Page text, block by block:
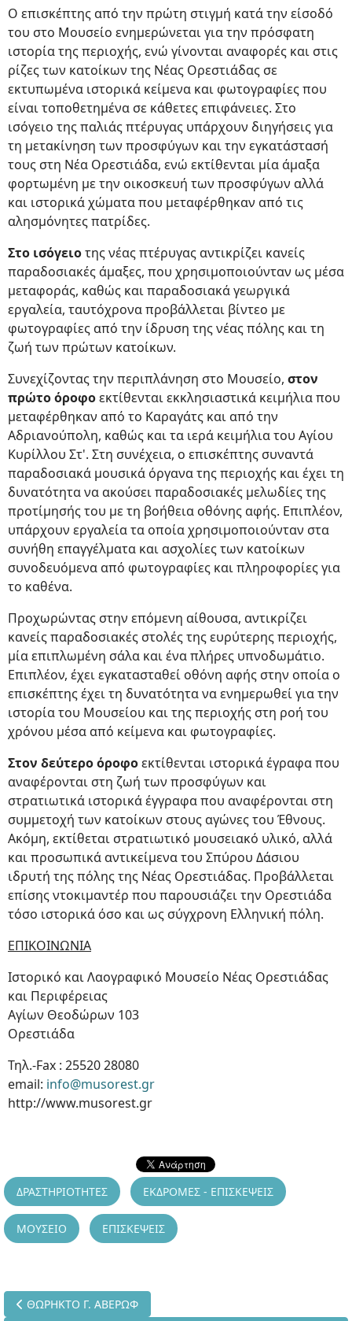
Ο επισκέπτης από την πρώτη στιγμή κατά την είσοδό
του στο Μουσείο ενημερώνεται για την πρόσφατη
ιστορία της περιοχής, ενώ γίνονται αναφορές και στις
ρίζες των κατοίκων της Νέας Ορεστιάδας σε
εκτυπωμένα ιστορικά κείμενα και φωτογραφίες που
είναι τοποθετημένα σε κάθετες επιφάνειες. Στο
ισόγειο της παλιάς πτέρυγας υπάρχουν διηγήσεις για
τη μετακίνηση των προσφύγων και την εγκατάστασή
τους στη Νέα Ορεστιάδα, ενώ εκτίθενται μία άμαξα
φορτωμένη με την οικοσκευή των προσφύγων αλλά
και ιστορικά χώματα που μεταφέρθηκαν από τις
αλησμόνητες πατρίδες.
Στο ισόγειοτης νέας πτέρυγας αντικρίζει κανείς
παραδοσιακές άμαξες, που χρησιμοποιούνταν ως μέσα
μεταφοράς, καθώς και παραδοσιακά γεωργικά
εργαλεία, ταυτόχρονα προβάλλεται βίντεο με
φωτογραφίες από την ίδρυση της νέας πόλης και τη
ζωή των πρώτων κατοίκων.
Συνεχίζοντας την περιπλάνηση στο Μουσείο, στον
πρώτο όροφοεκτίθενται εκκλησιαστικά κειμήλια που
μεταφέρθηκαν από το Καραγάτς και από την
Αδριανούπολη, καθώς και τα ιερά κειμήλια του Αγίου
Κυρίλλου Στ'. Στη συνέχεια, ο επισκέπτης συναντά
παραδοσιακά μουσικά όργανα της περιοχής και έχει τη
δυνατότητα να ακούσει παραδοσιακές μελωδίες της
προτίμησής του με τη βοήθεια οθόνης αφής. Επιπλέον,
υπάρχουν εργαλεία τα οποία χρησιμοποιούνταν στα
συνήθη επαγγέλματα και ασχολίες των κατοίκων
συνοδευόμενα από φωτογραφίες και πληροφορίες για
το καθένα.
Προχωρώντας στην επόμενη αίθουσα, αντικρίζει
κανείς παραδοσιακές στολές της ευρύτερης περιοχής,
μία επιπλωμένη σάλα και ένα πλήρες υπνοδωμάτιο.
Επιπλέον, έχει εγκατασταθεί οθόνη αφής στην οποία ο
επισκέπτης έχει τη δυνατότητα να ενημερωθεί για την
ιστορία του Μουσείου και της περιοχής στη ροή του
χρόνου μέσα από κείμενα και φωτογραφίες.
Στον δεύτερο όροφοεκτίθενται ιστορικά έγραφα που
αναφέρονται στη ζωή των προσφύγων και
στρατιωτικά ιστορικά έγγραφα που αναφέρονται στη
συμμετοχή των κατοίκων στους αγώνες του Έθνους.
Ακόμη, εκτίθεται στρατιωτικό μουσειακό υλικό, αλλά
και προσωπικά αντικείμενα του Σπύρου Δάσιου
ιδρυτή της πόλης της Νέας Ορεστιάδας. Προβάλλεται
επίσης ντοκιμαντέρ που παρουσιάζει την Ορεστιάδα
τόσο ιστορικά όσο και ως σύγχρονη Ελληνική πόλη.
ΕΠΙΚΟΙΝΩΝΙΑ
Ιστορικό και Λαογραφικό Μουσείο Νέας Ορεστιάδας
και Περιφέρειας
Αγίων Θεοδώρων 103
Ορεστιάδα
Τηλ.-Fax : 25520 28080
email: info@musorest.gr
http://www.musorest.gr
ΔΡΑΣΤΗΡΙΟΤΗΤΕΣ ΕΚΔΡΟΜΕΣ - ΕΠΙΣΚΕΨΕΙΣ
ΜΟΥΣΕΙΟ ΕΠΙΣΚΕΨΕΙΣ
Προηγούμενο άρθρο: ΘΩΡΗΚΤΟ Γ. ΑΒΕΡΩΦ
ΘΩΡΗΚΤΟ Γ. ΑΒΕΡΩΦ